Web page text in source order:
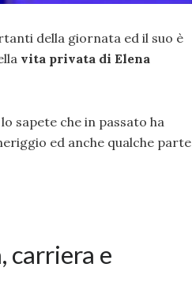
della giornata ed il suo è
vita privata di Elena
lo sapete che in passato ha
ed anche qualche parte
carriera e